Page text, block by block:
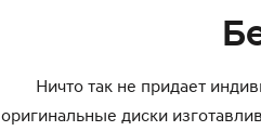
Ничто так не придает
оригинальные диски